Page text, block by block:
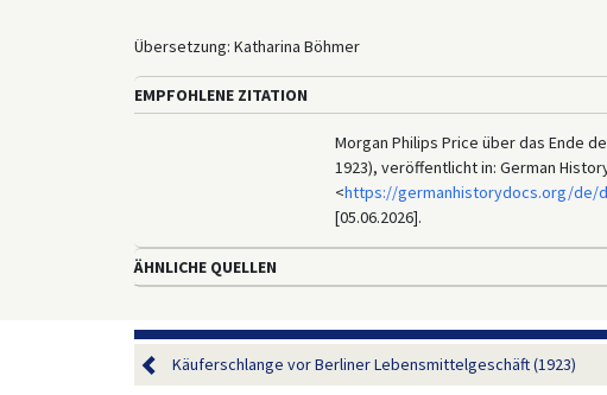
Übersetzung: Katharina Böhmer
EMPFOHLENE ZITATION
Morgan Philips Price über das Ende
1923), veröffentlicht in: German
<https://germanhistorydocs.org/de/
[05.06.2026].
ÄHNLICHE QUELLEN
Käuferschlange vor Berliner Lebensmittelgeschäft (1923)